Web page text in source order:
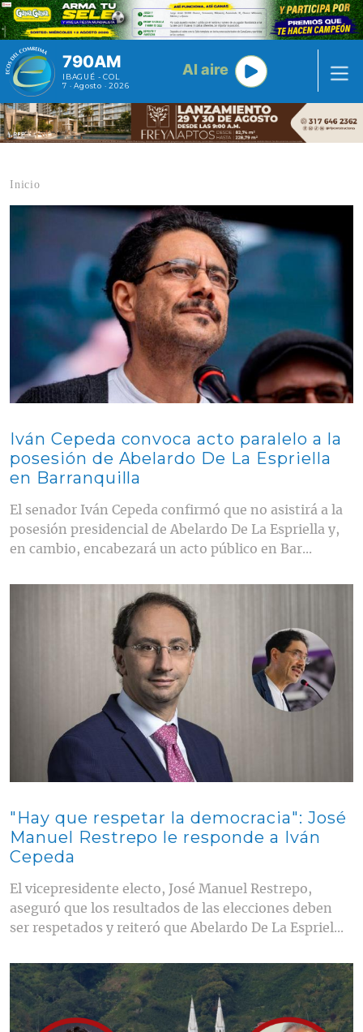
Pasar al contenido principal
790AM
IBAGUÉ - COL
7 · Agosto · 2026
Al aire
Inicio
Contenido multimedia principal
Iván Cepeda convoca acto paralelo a la
posesión de Abelardo De La Espriella
en Barranquilla
El senador Iván Cepeda confirmó que no asistirá a la
posesión presidencial de Abelardo De La Espriella y,
en cambio, encabezará un acto público en Bar...
Contenido multimedia principal
"Hay que respetar la democracia": José
Manuel Restrepo le responde a Iván
Cepeda
El vicepresidente electo, José Manuel Restrepo,
aseguró que los resultados de las elecciones deben
ser respetados y reiteró que Abelardo De La Espriel...
Contenido multimedia principal